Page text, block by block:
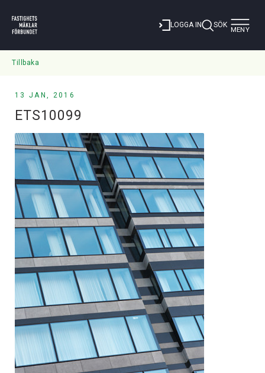
LOGGA IN SÖK Toggle
MENY
Tillbaka
13 JAN, 2016
ETS10099